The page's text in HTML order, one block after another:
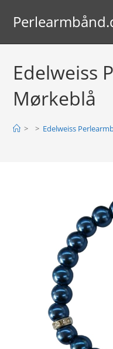
Edelweiss
Mørkeblå
> > Edelweiss